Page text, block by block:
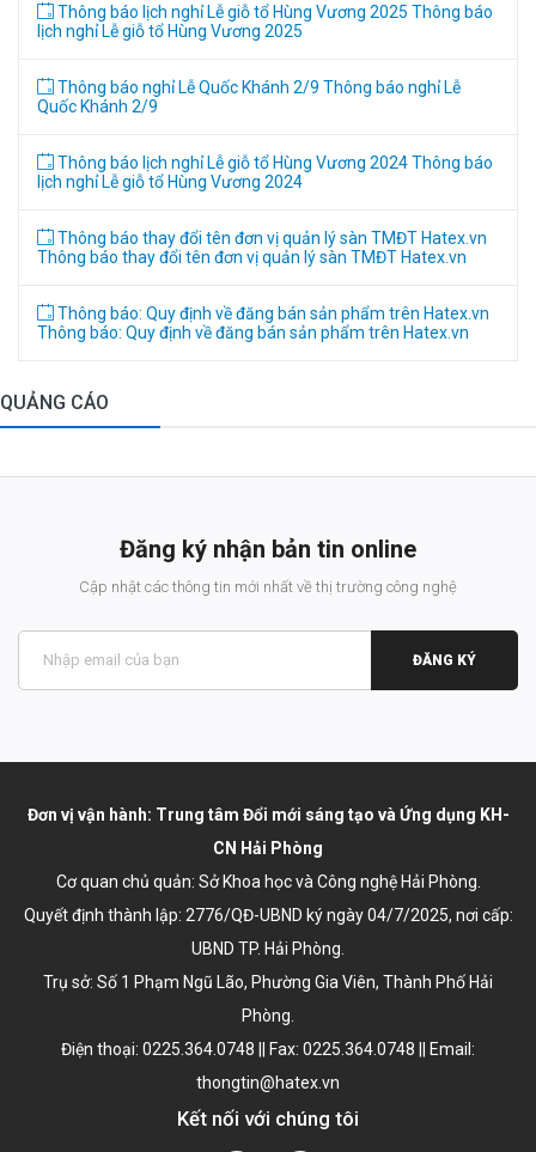
Thông báo lịch nghỉ Lễ giỗ tổ Hùng Vương 2025 Thông báo
lịch nghỉ Lễ giỗ tổ Hùng Vương 2025
Thông báo nghỉ Lễ Quốc Khánh 2/9 Thông báo nghỉ Lễ
Quốc Khánh 2/9
Thông báo lịch nghỉ Lễ giỗ tổ Hùng Vương 2024Thông báo
lịch nghỉ Lễ giỗ tổ Hùng Vương 2024
Thông báo thay đổi tên đơn vị quản lý sàn TMĐT Hatex.vn
Thông báo thay đổi tên đơn vị quản lý sàn TMĐT Hatex.vn
Thông báo: Quy định về đăng bán sản phẩm trên Hatex.vn
Thông báo: Quy định về đăng bán sản phẩm trên Hatex.vn
QUẢNG CÁO
Đăng ký nhận bản tin online
Cập nhật các thông tin mới nhất về thị trường công nghệ
ĐĂNG KÝ
Đơn vị vận hành: Trung tâm Đổi mới sáng tạo và Ứng dụng KH-
CN Hải Phòng
Cơ quan chủ quản: Sở Khoa học và Công nghệ Hải Phòng.
Quyết định thành lập: 2776/QĐ-UBND ký ngày 04/7/2025, nơi cấp:
UBND TP. Hải Phòng.
Trụ sở: Số 1 Phạm Ngũ Lão, Phường Gia Viên, Thành Phố Hải
Phòng.
Điện thoại: 0225.364.0748 || Fax: 0225.364.0748 || Email:
thongtin@hatex.vn
Kết nối với chúng tôi